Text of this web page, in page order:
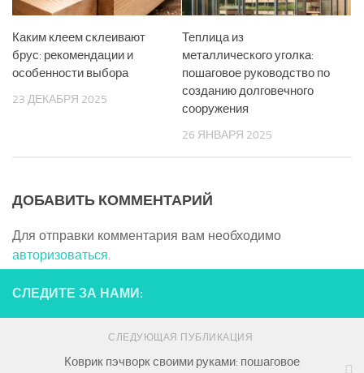
Каким клеем склеивают
брус: рекомендации и
особенности выбора
23 ДЕКАБРЯ 2025
Теплица из
металлического уголка:
пошаговое руководство по
созданию долговечного
сооружения
26 ЯНВАРЯ 2025
ДОБАВИТЬ КОММЕНТАРИЙ
Для отправки комментария вам необходимо
авторизоваться.
СЛЕДИТЕ ЗА НАМИ:
СЛЕДУЮЩАЯ ПУБЛИКАЦИЯ
Коврик пэчворк своими руками: пошаговое